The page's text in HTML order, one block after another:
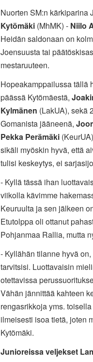
Nuorten SM:n kärkiparina
Kytömäki(MhMK) - Niilo
Heidän saldonaan on
Joensuusta tai
mestaruuteen.
Hopeakamppailussa tällä
päässä Kytömäestä,
Kylmänen (LakUA), sekä
Gomanista jääneenä,
Pekka Perämäki
sikäli myöskin hyvä, että
tulisi keskeytys, ei
- Kyllä tässä ihan
viikolla kävimme
Keuruulta ja sen jälkeen
Etutolppa oli ottanut
Pohjanmaa Rallia, mutta
- Kyllähän tilanne hyvä
tarvitsisi. Luottavaisin
otettavissa
Vähän jännittää kahteen
rengasrikkoja yms.
ilmeisesti isoa tietä, joten
Kytömäki.
Junioreissa veljekset